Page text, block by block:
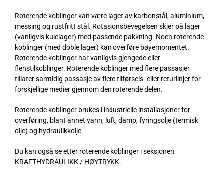
Roterende koblinger kan være laget av karbonstål, aluminium,
messing og rustfritt stål. Rotasjonsbevegelsen skjer på lager
(vanligvis kulelager) med passende pakkning. Noen roterende
koblinger (med doble lager) kan overføre bøyemomentet.
Roterende koblinger har vanligvis gjengede eller
flenstilkoblinger. Roterende koblinger med flere passasjer
tillater samtidig passasje av flere tilførsels- eller returlinjer for
forskjellige medier gjennom den roterende delen.
Roterende koblinger brukes i industrielle installasjoner for
overføring, blant annet vann, luft, damp, fyringsolje (termisk
olje) og hydraulikkolje.
Du kan også se etter roterende koblinger i seksjonen
KRAFTHYDRAULIKK / HØYTRYKK.